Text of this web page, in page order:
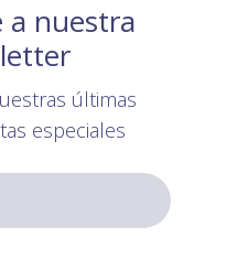
a nuestra
últimas
especiales